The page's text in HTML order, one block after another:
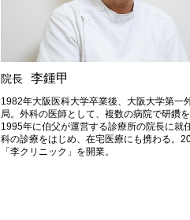
院長 李鍾甲
1982年大阪医科大学卒業後、大阪大学第一
局。外科の医師として、複数の病院で研鑽を
1995年に伯父が運営する診療所の院長に就
科の診療をはじめ、在宅医療にも携わる。
「李クリニック」を開業。